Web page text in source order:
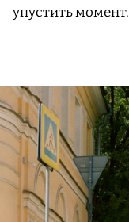
упустить момент.